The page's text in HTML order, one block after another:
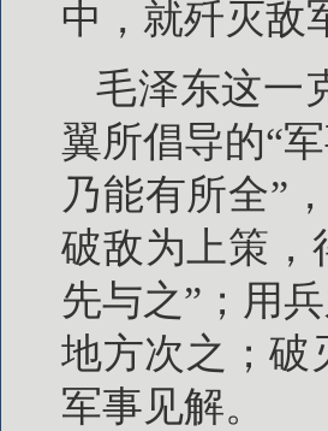
中，就歼灭敌
毛泽东这一
翼所倡导的“
乃能有所全”
破敌为上策，
先与之”；用
地方次之；破
军事见解。